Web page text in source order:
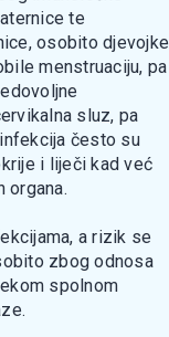
te
osobito djevojke
menstruaciju, pa
sluz, pa
često su
i liječi kad već
organa.
a rizik se
zbog odnosa
spolnom